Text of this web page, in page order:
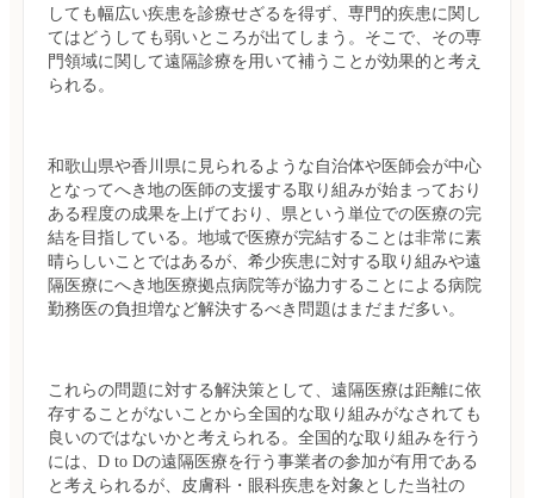
しても幅広い疾患を診療せざるを得ず、専門的疾患に関し
てはどうしても弱いところが出てしまう。そこで、その専
門領域に関して遠隔診療を用いて補うことが効果的と考え
られる。
和歌山県や香川県に見られるような自治体や医師会が中心
となってへき地の医師の支援する取り組みが始まっており
ある程度の成果を上げており、県という単位での医療の完
結を目指している。地域で医療が完結することは非常に素
晴らしいことではあるが、希少疾患に対する取り組みや遠
隔医療にへき地医療拠点病院等が協力することによる病院
勤務医の負担増など解決するべき問題はまだまだ多い。
これらの問題に対する解決策として、遠隔医療は距離に依
存することがないことから全国的な取り組みがなされても
良いのではないかと考えられる。全国的な取り組みを行う
には、D to Dの遠隔医療を行う事業者の参加が有用である
と考えられるが、皮膚科・眼科疾患を対象とした当社の